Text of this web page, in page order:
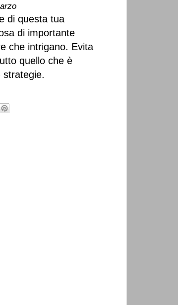
di questa tua
di importante
che intrigano. Evita
quello che è
strategie.